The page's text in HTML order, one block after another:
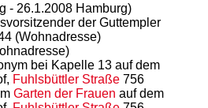
- 26.1.2008 Hamburg)
der Guttempler
(Wohnadresse)
bei Kapelle 13 auf dem
Fuhlsbüttler Straße 756
Garten der Frauen auf dem